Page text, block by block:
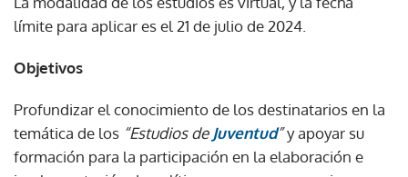
límite para aplicar es el 21 de julio de 2024.
Objetivos
Profundizar el conocimiento de los destinatarios en la
temática de los “Estudios de Juventud”y apoyar su
formación para la participación en la elaboración e